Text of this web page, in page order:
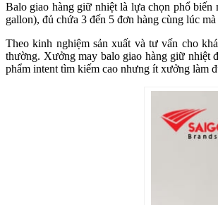
Balo giao hàng giữ nhiệt là lựa chọn phổ
gallon), đủ chứa 3 đến 5 đơn hàng cùng lúc
Theo kinh nghiệm sản xuất và tư vấn cho
thường. Xưởng may balo giao hàng giữ nhiệt
phẩm intent tìm kiếm cao nhưng ít xưởng làm